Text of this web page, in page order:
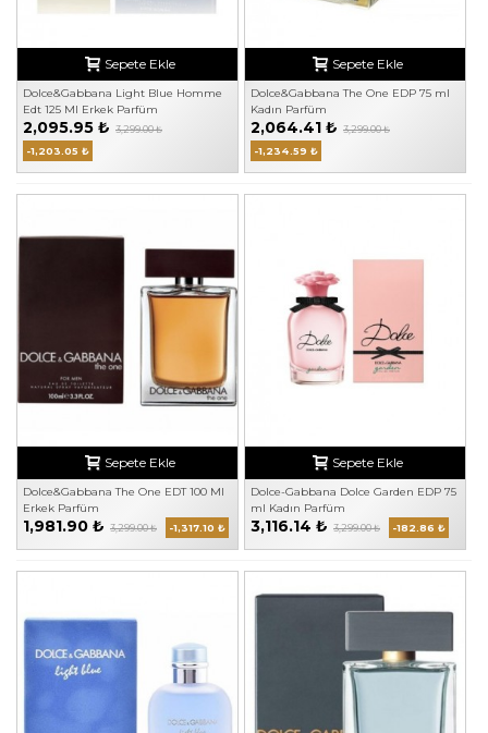
Sepete Ekle
Dolce&Gabbana Light Blue Homme
Edt 125 Ml Erkek Parfüm
2,095.95 ₺ 3,299.00 ₺
-1,203.05 ₺
Sepete Ekle
Dolce&Gabbana The One EDP 75 ml
Kadın Parfüm
2,064.41 ₺ 3,299.00 ₺
-1,234.59 ₺
Sepete Ekle
Dolce&Gabbana The One EDT 100 Ml
Erkek Parfüm
1,981.90 ₺ 3,299.00 ₺ -1,317.10 ₺
Sepete Ekle
Dolce-Gabbana Dolce Garden EDP 75
ml Kadın Parfüm
3,116.14 ₺ 3,299.00 ₺ -182.86 ₺